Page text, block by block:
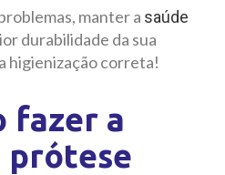
manter a saúde
durabilidade da sua
higienização correta!
fazer a
prótese